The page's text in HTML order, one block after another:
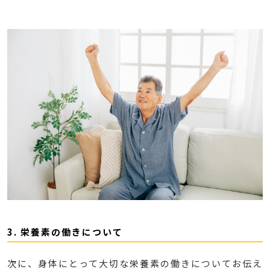
3. 栄養素の働きについて
次に、身体にとって大切な栄養素の働きについてお伝え